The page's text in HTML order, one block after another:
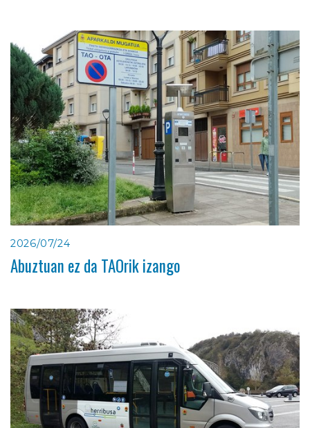
2026/07/24
Abuztuan ez da TAOrik izango